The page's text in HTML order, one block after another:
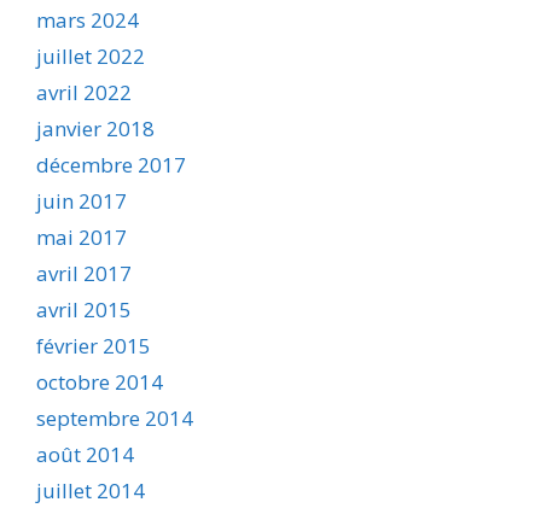
mars 2024
juillet 2022
avril 2022
janvier 2018
décembre 2017
juin 2017
mai 2017
avril 2017
avril 2015
février 2015
octobre 2014
septembre 2014
août 2014
juillet 2014